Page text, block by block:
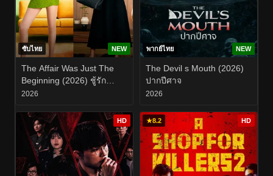
ซับไทย NEW
The Affair Was Just The
Beginning (2026) ชู้รัก
อำพรางเลือด EP.1-8
2026
พากย์ไทย NEW
The Devil s Mouth (2026)
ปากปีศาจ
2026
HD ★8.2 HD